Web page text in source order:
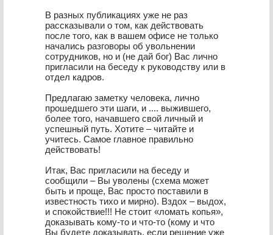
В разных публикациях уже не раз
рассказывали о том, как действовать
после того, как в вашем офисе не только
начались разговоры об увольнении
сотрудников, но и (не дай бог) Вас лично
пригласили на беседу к руководству или в
отдел кадров.
Предлагаю заметку человека, лично
прошедшего эти шаги, и .... выжившего,
более того, начавшего свой личный и
успешный путь. Хотите – читайте и
учитесь. Самое главное правильно
действовать!
Итак, Вас пригласили на беседу и
сообщили – Вы уволены (схема может
быть и проще, Вас просто поставили в
известность тихо и мирно). Вздох – выдох,
и спокойствие!!! Не стоит «ломать копья»,
доказывать кому-то и что-то (кому и что
Вы будете доказывать, если решение уже